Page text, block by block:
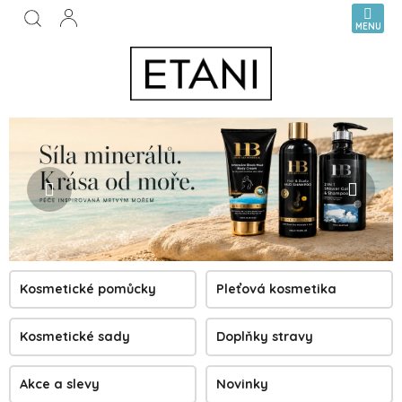
Přejít
KOŠÍK
r
o
d
n
í
k
o
Kosmetické pomůcky Pleťová kosmetika
Kosmetické sady Doplňky stravy
Akce a slevy Novinky